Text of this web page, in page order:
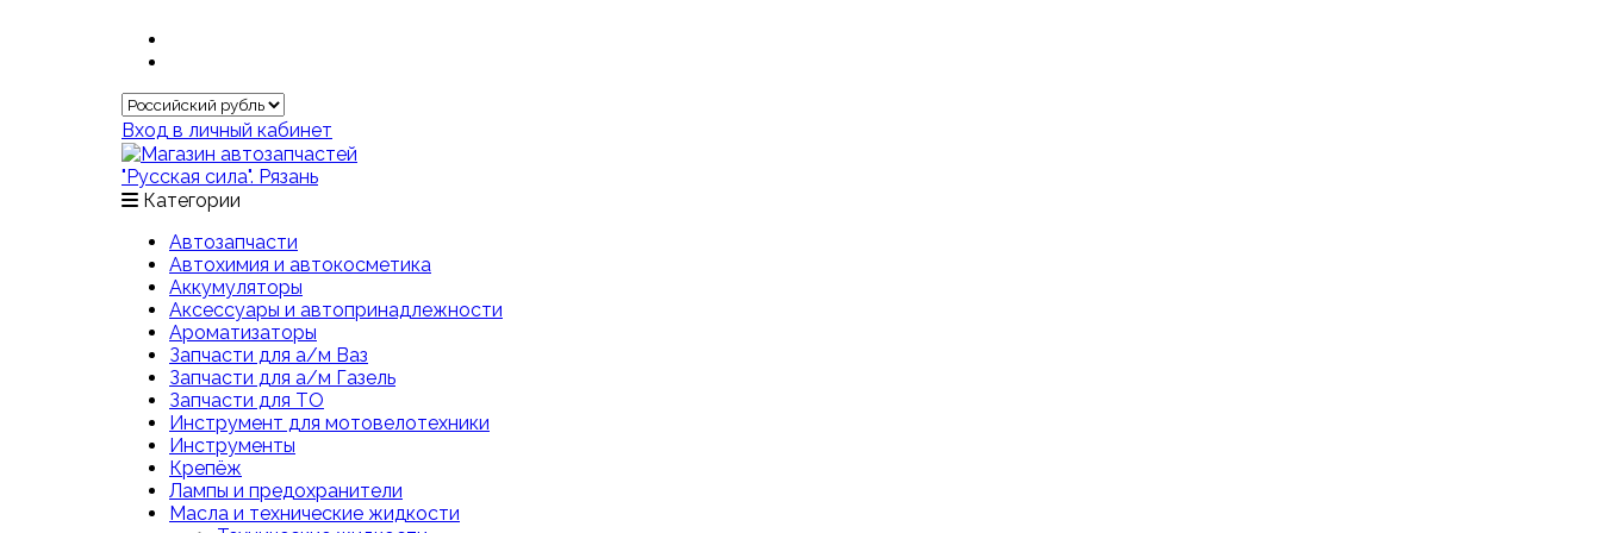
Вход в личный кабинет
Категории
Автозапчасти
Автохимия и автокосметика
Аккумуляторы
Аксессуары и автопринадлежности
Ароматизаторы
Запчасти для а/м Ваз
Запчасти для а/м Газель
Запчасти для ТО
Инструмент для мотовелотехники
Инструменты
Крепёж
Лампы и предохранители
Масла и технические жидкости